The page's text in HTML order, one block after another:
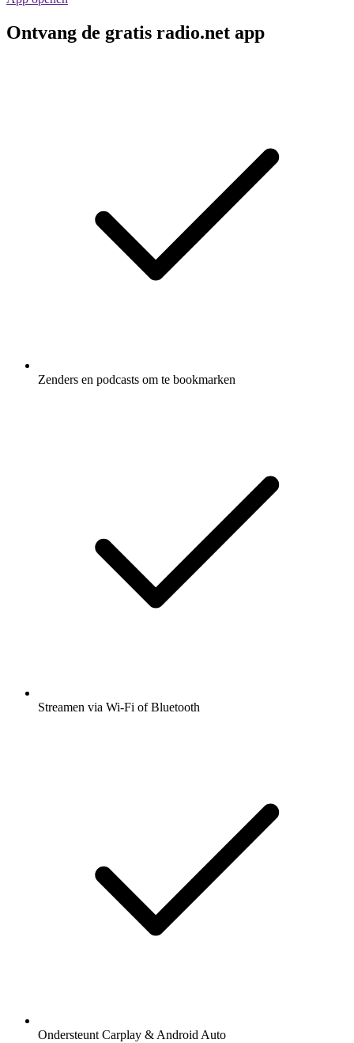
Ontvang de gratis radio.net app
Zenders en podcasts om te bookmarken
Streamen via Wi-Fi of Bluetooth
Ondersteunt Carplay & Android Auto